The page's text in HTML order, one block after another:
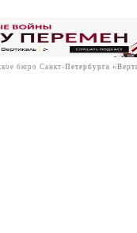
Реклама
бюро Санкт-Петербурга